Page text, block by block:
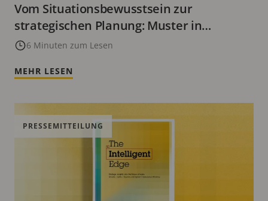
Vom Situationsbewusstsein zur
strategischen Planung: Muster in
vorhandenen Daten erkennen
6 Minuten zum Lesen
MEHR LESEN
PRESSEMITTEILUNG